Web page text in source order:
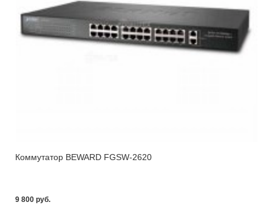
Коммутатор BEWARD FGSW-2620
9 800 pуб.